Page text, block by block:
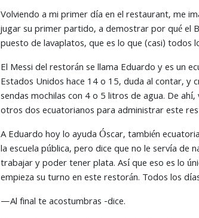
Volviendo a mi primer día en el restaurant, me
jugar su primer partido, a demostrar por qué el
puesto de lavaplatos, que es lo que (casi) todos
El Messi del restorán se llama Eduardo y es un
Estados Unidos hace 14 o 15, duda al contar,
sendas mochilas con 4 o 5 litros de agua. De
otros dos ecuatorianos para administrar este
A Eduardo hoy lo ayuda Óscar, también
la escuela pública, pero dice que no le servía de
trabajar y poder tener plata. Así que eso es lo
empieza su turno en este restorán. Todos los
—Al final te acostumbras -dice.